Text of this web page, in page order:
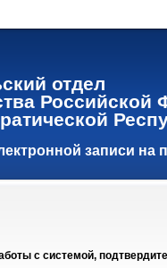
отдел
Российской
записи на
c системой,